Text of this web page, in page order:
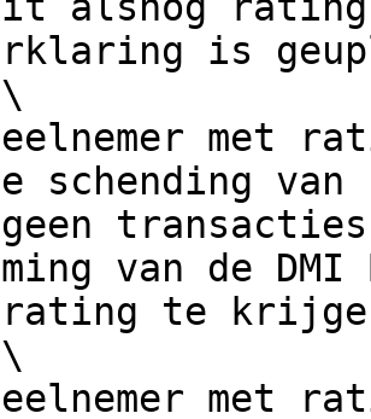
is
schending
van de
rating te